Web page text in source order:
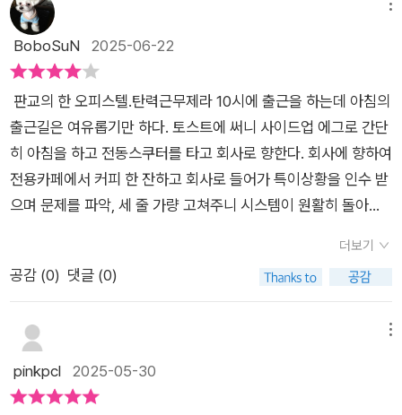
는 정해진 규칙에 따라 신호등이 표시하는 빨간불 앞에서 정지한
다. 만약 이런 규칙이 없다면 혹은 지키지 않는다면 도로 위는 무
법지대가 될 것이다. 코딩은 신호등처럼 컴퓨터의 흐름을 제어한
다. 그런 신호등을 만드는 사람이 바로 개발자다. 국비지원 교육
국비지원이란 구직자와 근로자 모두에게 일정 금액의 국비를 지
원해 인적자원 개발을 장려하는 제도로 고용노동부에서 주관하
는 사업이다. 지원 목적은 국내 실업자를 줄이고 중소기업에 필요
한 인력을 공급하자는 데 있다. 요리, 바리스타, IT, 전기, 디자인
다. 당연히 코딩 강좌도 있다. 고용24에 방문하면 관련 정보를 더
정확하게 얻을 수 있다. 비대면 교육을 원하는 사람은 온라인 동
영상 강의를 유튜브로 시청하면 된다. 국비지원 학원은 수료증을
발급하지만 방구석 공부엔 이런 게 없다.4가지 포트폴리오(개발
자깃허브 ~ 소프트웨어 코드 저장소, 개발자의 놀이터 기술 블로
두에게 일정 금액의 국비를 지원해 인적자원 개발을 장려하는 고
용노동부에서 주관하는 사업인데, 국비지원의 주된 목적은 국내
실업자를 줄이고 중소기업에 필요한 인력을 공급하는 데 있다고
지하고 가격 또한 저렴하거나 무료하면서 말이다. 저자가 여러 국
비지원 학원을 다니면서 내린 결론은 집에서 가까운 학원이 가장
좋다는 것이라면서, 정부지원 프로그램의 특성상 기본적인 개발
지식 전달에 중점을 두고 있으므로 기초 학습을 받을 기회로 여길
필요가 있다고 말한다. 특히 고가의 부트캠프나 특화된 학원과는
교육 목표와 깊이에 차이가 있음을 인지하고 자기주도적 학습으
로 보완하는 것이 효과적이라면서 말이다. 이렇게 국비지원 학원
되지만 이것 만으로 대기업이나 유명 테크 기업의 신입으로 바로
취업하는 것은 쉽지 않다고 말한다. 따라서 국비지원 과정을 수료
했다면 우선 중소기업에 취업해 실무 경험을 쌓는 것을 추천하고
있다.한편 부트캠프는 단기간에 개발자가 될 수 있게 교육하는 훈
BoboSuN 2025-06-22
판교의 한 오피스텔.탄력근무제라 10시에 출근을 하는데 아침의
출근길은 여유롭기만 하다. 토스트에 써니 사이드업 에그로 간단
히 아침을 하고 전동스쿠터를 타고 회사로 향한다. 회사에 향하여
전용카페에서 커피 한 잔하고 회사로 들어가 특이상황을 인수 받
으며 문제를 파악, 세 줄 가량 고쳐주니 시스템이 원활히 돌아간
없는 부업 사이드 프로젝트를 진행한다. 4시에는 퇴근, 헬스장으
로 향해 운동하는 도중 월급 987만원이 입금되었다는 문자를받
롬을 실행을 한다.디시인사이드에 올라온 개발자의 삶을 상상하
며 쓴 글이다. 누구나 개발자를꿈꾸며 이상적인 삶을 그려보지만
현실은 그렇지 않다는 것이 저자의 말이다. 인공지능, 사물인터
더보기
공감 (0) 댓글 (0)
pinkpcl 2025-05-30